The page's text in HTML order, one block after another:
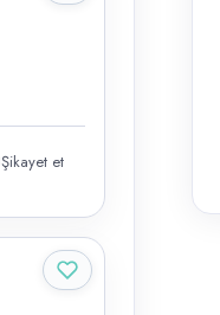
Şikayet et